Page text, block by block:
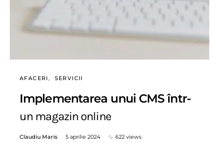
AFACERI SERVICII
Implementarea unui CMS într-
un magazin online
Claudiu Maris 5 aprilie 2024 622 views